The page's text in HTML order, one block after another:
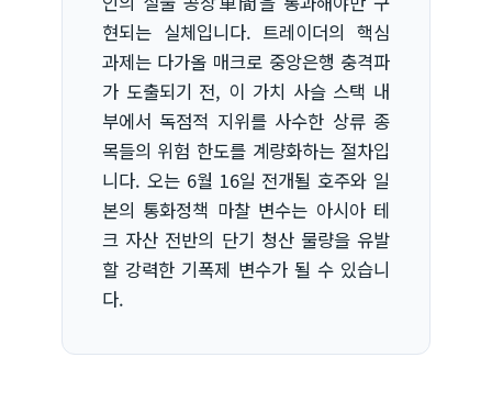
현되는 실체입니다. 트레이더의 핵심
과제는 다가올 매크로 중앙은행 충격파
가 도출되기 전, 이 가치 사슬 스택 내
부에서 독점적 지위를 사수한 상류 종
목들의 위험 한도를 계량화하는 절차입
니다. 오는 6월 16일 전개될 호주와 일
본의 통화정책 마찰 변수는 아시아 테
크 자산 전반의 단기 청산 물량을 유발
할 강력한 기폭제 변수가 될 수 있습니
다.